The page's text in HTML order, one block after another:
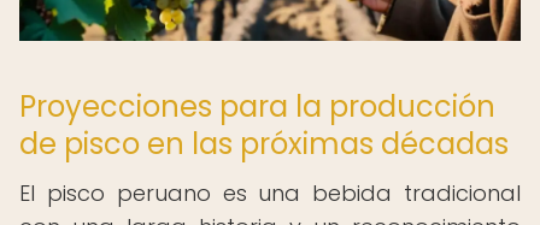
Proyecciones para la producción
de pisco en las próximas décadas
El pisco peruano es una bebida tradicional